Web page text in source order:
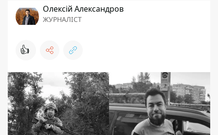
Олексій Александров
ЖУРНАЛІСТ
👍